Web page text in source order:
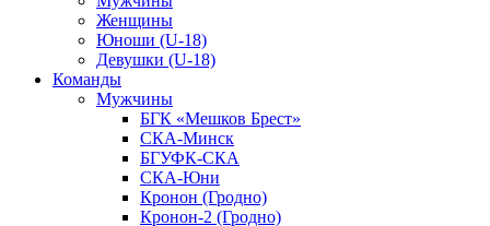
Женщины
Юноши (U-18)
Девушки (U-18)
Команды
Мужчины
БГК «Мешков Брест»
СКА-Минск
БГУФК-СКА
СКА-Юни
Кронон (Гродно)
Кронон-2 (Гродно)